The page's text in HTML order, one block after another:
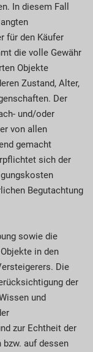
In diesem Fall
für den Käufer
die volle Gewähr
Objekte
Zustand, Alter,
Der
und/oder
von allen
gemacht
sich der
Begutachtung
sowie die
in den
Die
der
und
zur Echtheit der
auf dessen